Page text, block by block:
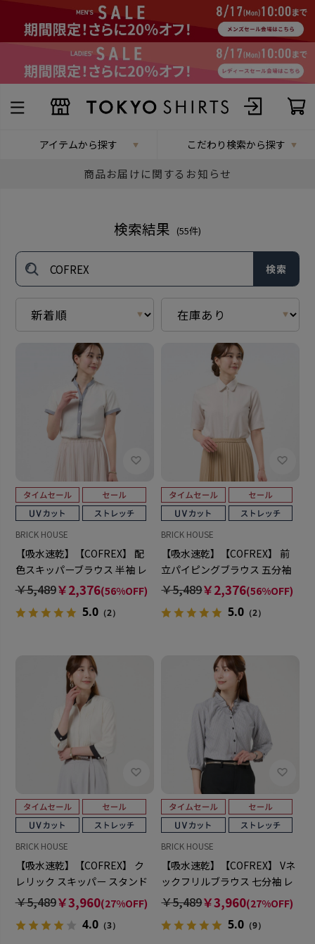
アイテムから探す こだわり検索から探す
商品お届けに関するお知らせ
検索結果 (55件)
検索
BRICK HOUSE
【吸水速乾】【COFREX】 配
色スキッパーブラウス 半袖 レ
ディースデザインシャツ
￥5,489￥2,376(56%OFF)
5.0（2）
BRICK HOUSE
【吸水速乾】【COFREX】 前
立パイピングブラウス 五分袖
レディースデザインシャツ
￥5,489￥2,376(56%OFF)
5.0 （2）
BRICK HOUSE
【吸水速乾】【COFREX】 ク
レリック スキッパー スタンド
タックブラウス 七分袖 レディ
ースデザインシャツ
￥5,489￥3,960(27%OFF)
4.0（3）
BRICK HOUSE
【吸水速乾】【COFREX】 Vネ
ックフリルブラウス 七分袖 レ
ディースデザインシャツ
￥5,489￥3,960(27%OFF)
5.0 （9）